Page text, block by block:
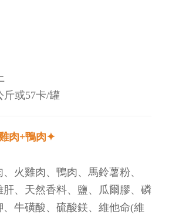
斤或57卡/罐
肉+鴨肉✦
火雞肉、鴨肉、馬鈴薯粉、
、天然香料、鹽、瓜爾膠、磷
牛磺酸、硫酸鎂、維他命(維